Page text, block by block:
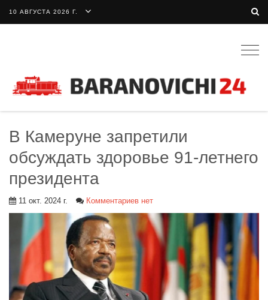
10 АВГУСТА 2026 Г.
В Камеруне запретили
обсуждать здоровье 91-летнего
президента
11 окт. 2024 г. Комментариев нет